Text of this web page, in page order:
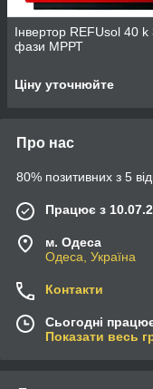
Інвертор REFUsol 40 k
фази МРРТ
Ціну уточнюйте
Про нас
80% позитивних з 5
Працює з
м. Одеса
Одеса, Україна
Контакти
Сьогодні
Показати весь